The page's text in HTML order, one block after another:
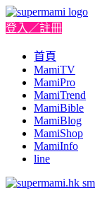
登入／註冊
首頁
MamiTV
MamiPro
MamiTrend
MamiBible
MamiBlog
MamiShop
MamiInfo
line